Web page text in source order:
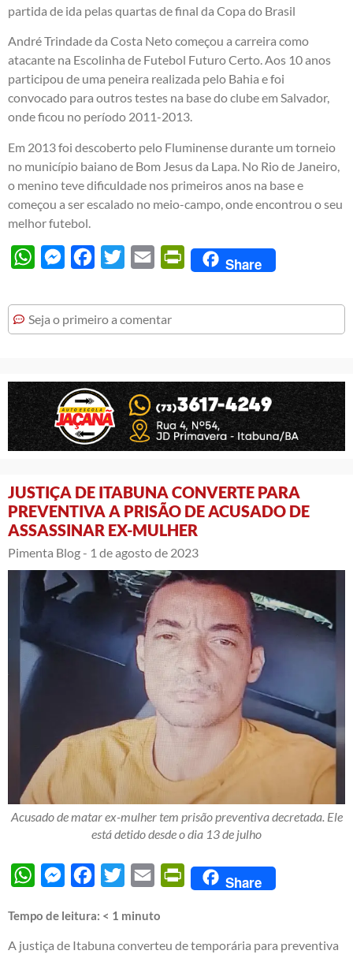
partida de ida pelas quartas de final da Copa do Brasil
André Trindade da Costa Neto começou a carreira como
atacante na Escolinha de Futebol Futuro Certo. Aos 10 anos
participou de uma peneira realizada pelo Bahia e foi
convocado para outros testes na base do clube em Salvador,
onde ficou no período 2011-2013.
Em 2013 foi descoberto pelo Fluminense durante um torneio
no município baiano de Bom Jesus da Lapa. No Rio de Janeiro,
o menino teve dificuldade nos primeiros anos na base e
começou a ser escalado no meio-campo, onde encontrou o seu
melhor futebol.
WhatsAppMessengerFacebook
Twitter Email PrintFriendly
Share
Seja o primeiro a comentar
JUSTIÇA DE ITABUNA CONVERTE PARA
PREVENTIVA A PRISÃO DE ACUSADO DE
ASSASSINAR EX-MULHER
Pimenta Blog - 1 de agosto de 2023
Acusado de matar ex-mulher tem prisão preventiva decretada. Ele
está detido desde o dia 13 de julho
WhatsAppMessengerFacebook
Twitter Email PrintFriendly
Share
Tempo de leitura: < 1 minuto
A justiça de Itabuna converteu de temporária para preventiva